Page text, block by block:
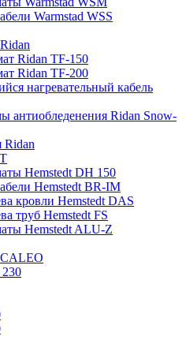
Warmstad WSS
Ridan TF-150
Ridan TF-200
нагревательный кабель
антиобледенения Ridan Snow-
Ridan
Hemstedt DH 150
Hemstedt BR-IM
кровли Hemstedt DAS
труб Hemstedt FS
Hemstedt ALU-Z
CALEO